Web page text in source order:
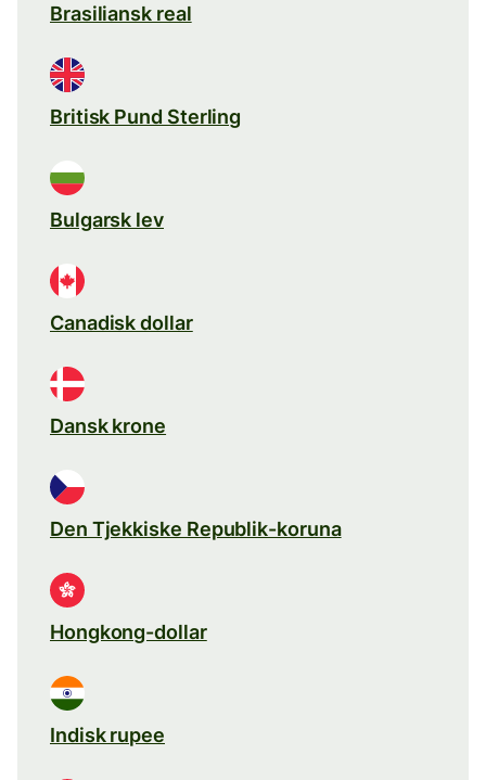
Brasiliansk real
Britisk Pund Sterling
Bulgarsk lev
Canadisk dollar
Dansk krone
Den Tjekkiske Republik-koruna
Hongkong-dollar
Indisk rupee